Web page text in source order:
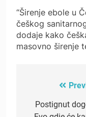
“Širenje ebole u
češkog
dodaje kako
masovno širenje
navigation
Postignut